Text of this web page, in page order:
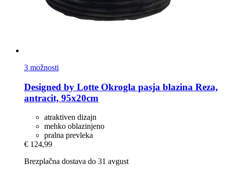
3 možnosti
Designed by Lotte Okrogla pasja blazina Reza,
antracit, 95x20cm
atraktiven dizajn
mehko oblazinjeno
pralna prevleka
€ 124,99
Brezplačna dostava do 31 avgust